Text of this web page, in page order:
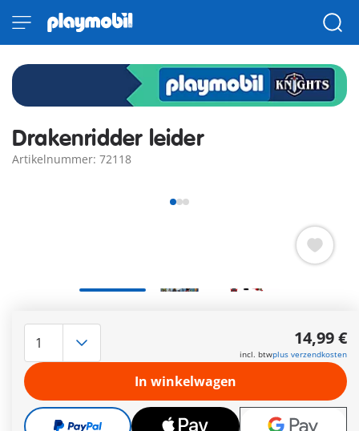
Drakenridder leider
Artikelnummer: 72118
paard en met de vlag van zijn orde in de hand. Aan zijn zijde
vecht een trouwe metgezel met een zware bijl – klaar om de
vlag van zijn leider met alle kracht te verdedigen.
Meer informatie
Leveringstermijn op dit moment 2 tot 4 werkdagen
Gratis verzending vanaf €40
14,99 €
incl. btwplus verzendkosten
In winkelwagen